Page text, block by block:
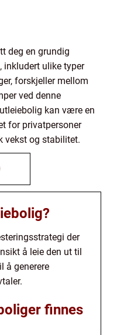
deg en grundig
inkludert ulike typer
forskjeller mellom
ved denne
kan være en
for privatpersoner
vekst og stabilitet.
der
å leie den ut til
å generere
finnes